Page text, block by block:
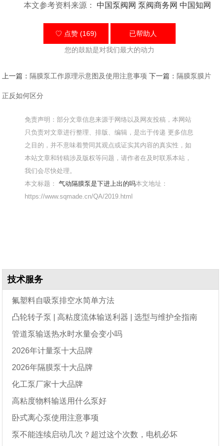
本文参考资料来源： 中国泵阀网 泵阀商务网 中国知网
♡ 点赞 (169) 已帮助人
您的鼓励是对我们最大的动力
上一篇： 隔膜泵工作原理示意图及使用注意事项 下一篇： 隔膜泵膜片
正反如何区分
免责声明：部分文章信息来源于网络以及网友投稿，本网站
只负责对文章进行整理、排版、编辑，是出于传递 更多信息
之目的，并不意味着赞同其观点或证实其内容的真实性，如
本站文章和转稿涉及版权等问题，请作者在及时联系本站，
我们会尽快处理。
本文标题：气动隔膜泵是下进上出的吗本文地址：
https://www.sqmade.cn/QA/2019.html
技术服务
氟塑料自吸泵排空水简单方法
凸轮转子泵 | 高粘度流体输送利器 | 选型与维护全指南
管道泵输送热水时水量会变小吗
2026年计量泵十大品牌
2026年隔膜泵十大品牌
化工泵厂家十大品牌
高粘度物料输送用什么泵好
卧式离心泵使用注意事项
泵不能连续启动几次？超过这个次数，电机必坏